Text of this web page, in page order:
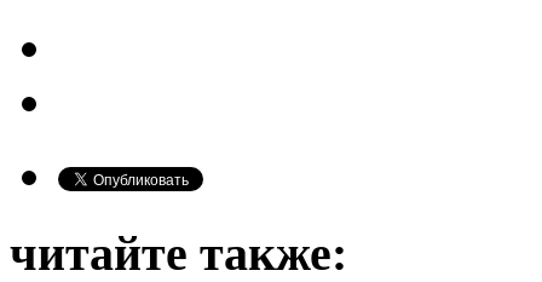
читайте также: